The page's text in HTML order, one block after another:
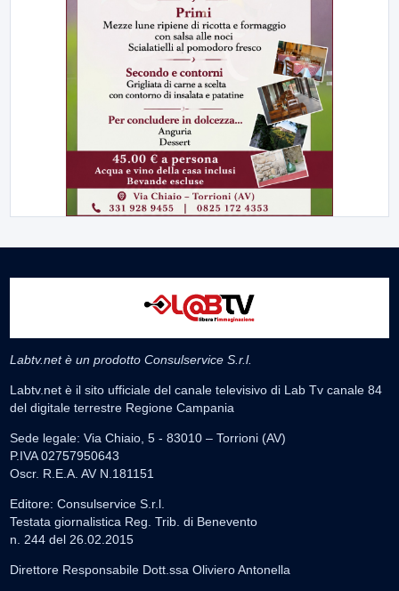
Labtv.net è un prodotto Consulservice S.r.l.
Labtv.net è il sito ufficiale del canale televisivo di Lab Tv canale 84
del digitale terrestre Regione Campania
Sede legale: Via Chiaio, 5 - 83010 – Torrioni (AV)
P.IVA 02757950643
Oscr. R.E.A. AV N.181151
Editore: Consulservice S.r.l.
Testata giornalistica Reg. Trib. di Benevento
n. 244 del 26.02.2015
Direttore Responsabile Dott.ssa Oliviero Antonella